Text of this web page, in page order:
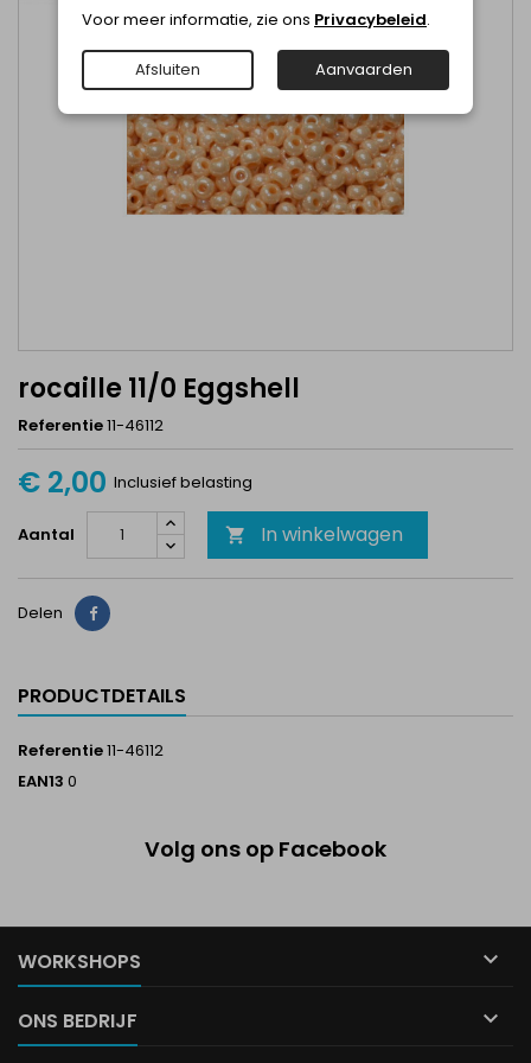
rocaille 11/0 Eggshell
Referentie11-46112
€ 2,00 Inclusief belasting
Aantal  In winkelwagen
Delen Delen
PRODUCTDETAILS
Referentie11-46112
EAN13 0
Volg ons op Facebook
WORKSHOPS 
ONS BEDRIJF 
Voor meer informatie, zie ons Privacybeleid.
Afsluiten Aanvaarden